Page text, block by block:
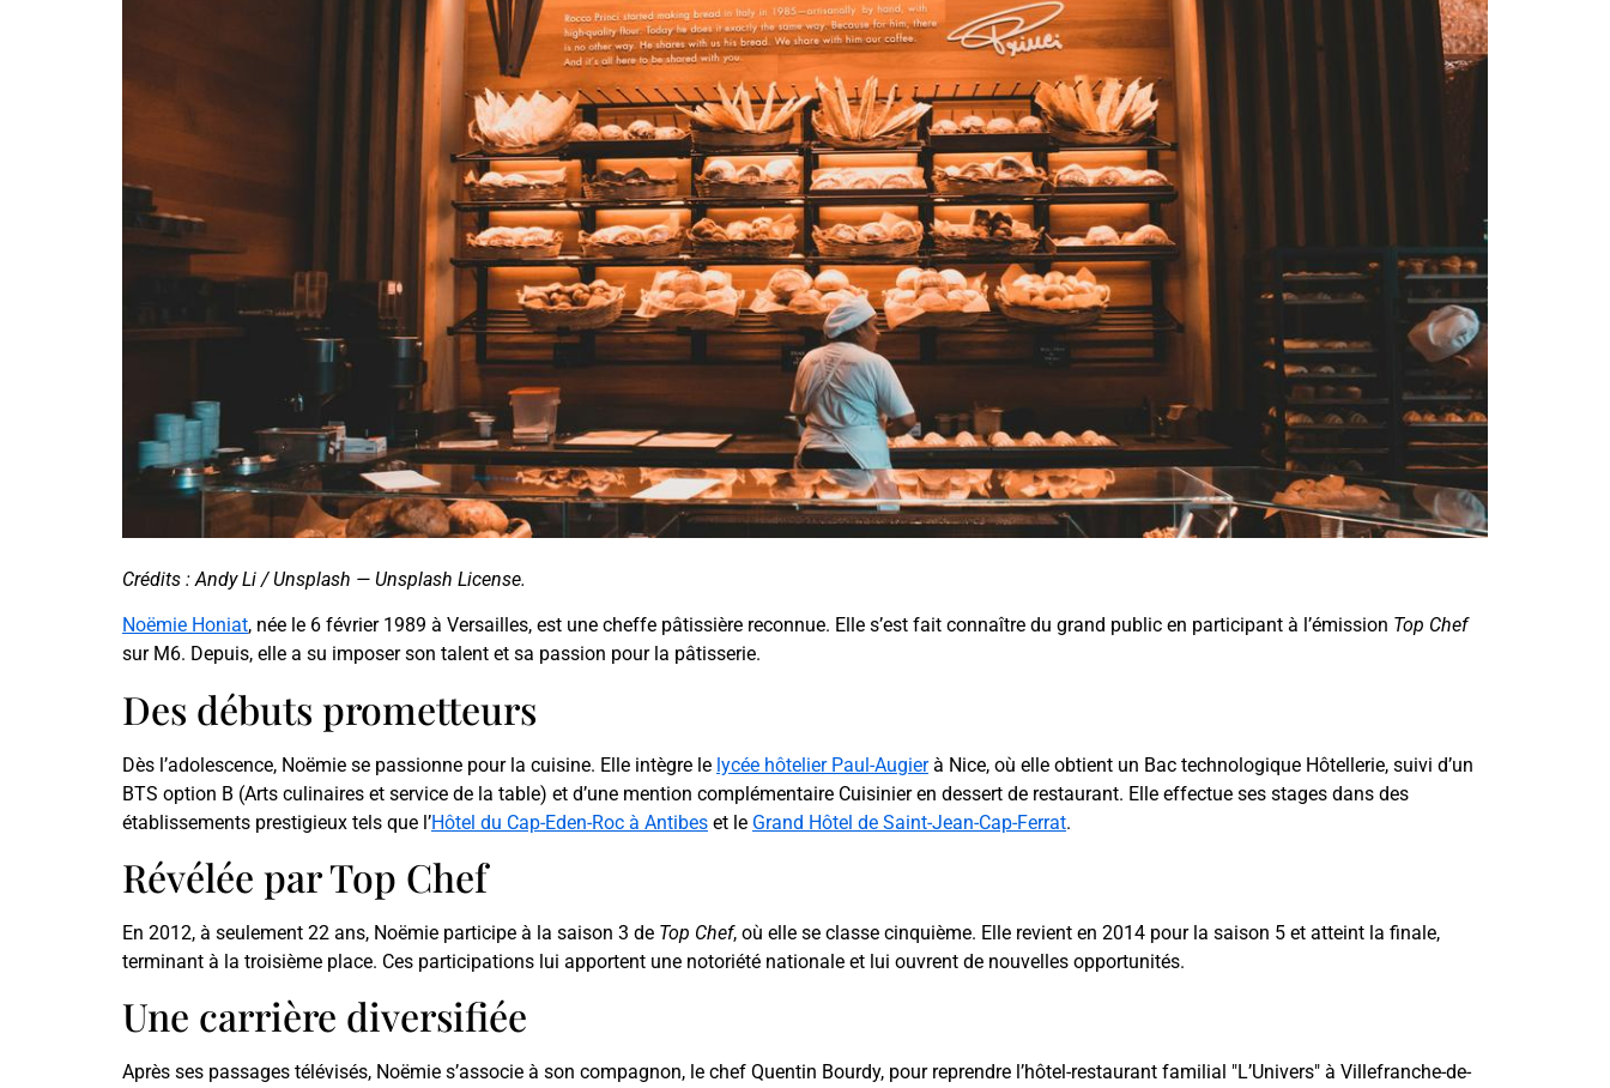
Crédits : Andy Li / Unsplash — Unsplash License.
Noëmie Honiat, née le 6 février 1989 à Versailles, est une cheffe pâtissière reconnue. Elle s’est fait connaître du grand public en participant à l’émission Top Chef
sur M6. Depuis, elle a su imposer son talent et sa passion pour la pâtisserie.
Des débuts prometteurs
Dès l’adolescence, Noëmie se passionne pour la cuisine. Elle intègre le lycée hôtelier Paul-Augierà Nice, où elle obtient un Bac technologique Hôtellerie, suivi d’un
BTS option B (Arts culinaires et service de la table) et d’une mention complémentaire Cuisinier en dessert de restaurant. Elle effectue ses stages dans des
établissements prestigieux tels que l’Hôtel du Cap-Eden-Roc à Antibes et le Grand Hôtel de Saint-Jean-Cap-Ferrat.
Révélée par Top Chef
En 2012, à seulement 22 ans, Noëmie participe à la saison 3 de Top Chef, où elle se classe cinquième. Elle revient en 2014 pour la saison 5 et atteint la finale,
terminant à la troisième place. Ces participations lui apportent une notoriété nationale et lui ouvrent de nouvelles opportunités.
Une carrière diversifiée
Après ses passages télévisés, Noëmie s’associe à son compagnon, le chef Quentin Bourdy, pour reprendre l’hôtel-restaurant familial "L’Univers" à Villefranche-de-